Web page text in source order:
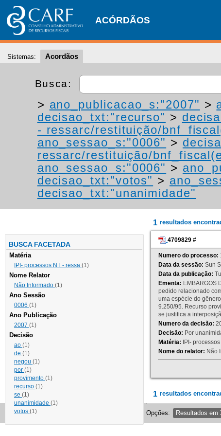
ACÓRDÃOS
Sistemas: Acordãos
Busca:
> ano_publicacao_s:"2007" >
decisao_txt:"recurso" >
- ressarc/restituição/
ano_sessao_s:"0006" >
ressarc/restituição/
ano_sessao_s:"0006" >
decisao_txt:"votos" >
decisao_txt:"unanimidade"
BUSCA FACETADA
Matéria
IPI- processos NT - ressa (1)
Nome Relator
Não Informado (1)
Ano Sessão
0006 (1)
Ano Publicação
2007 (1)
Decisão
ao (1)
de (1)
negou (1)
por (1)
provimento (1)
recurso (1)
se (1)
unanimidade (1)
votos (1)
1 resultados
4709829 #
Numero do processo:
Data da sessão: Sun
Data da publicação:
Ementa: EMBARGOS
pedido relacionado
uma espécie do
9.250/95. Recurso
se justifica a
Numero da decisão:
Decisão: Por
Matéria: IPI-
Nome do relator: Não
1 resultados
Opções: Resultados em